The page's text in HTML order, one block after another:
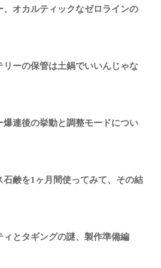
、オカルティックなゼロラインの
リーの保管は土鍋でいいんじゃな
爆連後の挙動と調整モードについ
石鹸を1ヶ月間使ってみて、その結
ィとタギングの謎、製作準備編